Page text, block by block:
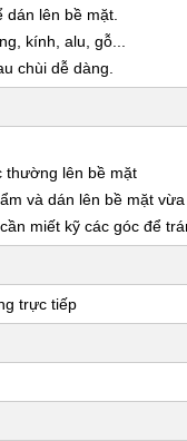
dán lên bề mặt.
kính, alu, gỗ...
chùi dễ dàng.
thường lên bề mặt
và dán lên bề mặt
miết kỹ các góc để
trực tiếp